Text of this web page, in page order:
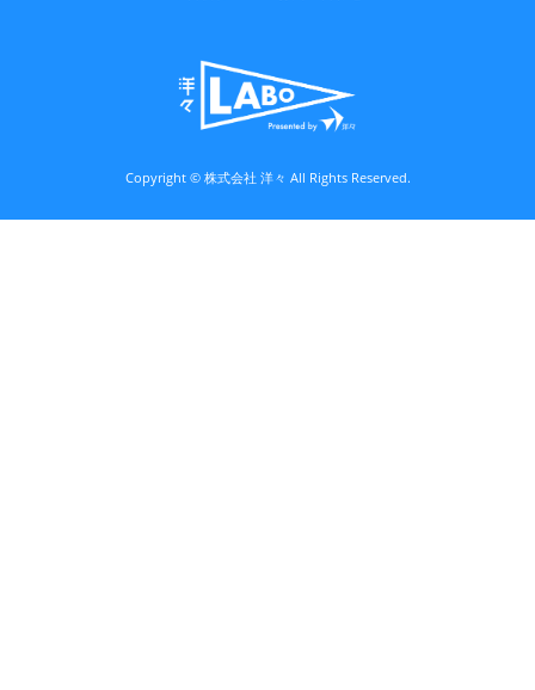
Copyright © 株式会社 洋々 All Rights Reserved.